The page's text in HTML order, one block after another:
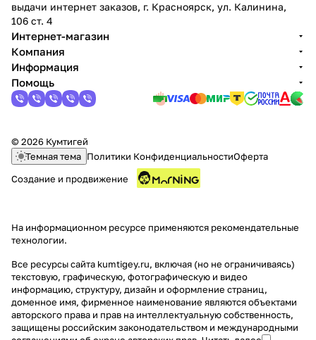
выдачи интернет заказов, г. Красноярск, ул. Калинина,
106 ст. 4
Интернет-магазин
Компания
Информация
Помощь
© 2026 Кумтигей
Темная тема Политики КонфиденциальностиОферта
Создание и продвижение
На информационном ресурсе применяются рекомендательные
технологии.
Все ресурсы сайта kumtigey.ru, включая (но не ограничиваясь)
текстовую, графическую, фотографическую и видео
информацию, структуру, дизайн и оформление страниц,
доменное имя, фирменное наименование являются объектами
авторского права и прав на интеллектуальную собственность,
защищены российским законодательством и международными